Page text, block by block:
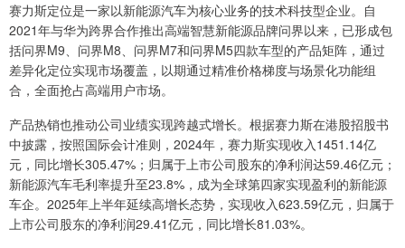
赛力斯定位是一家以新能源汽车为核心业务的技术科技型企业。自
2021年与华为跨界合作推出高端智慧新能源品牌问界以来，已形成包
括问界M9、问界M8、问界M7和问界M5四款车型的产品矩阵，通过
差异化定位实现市场覆盖，以期通过精准价格梯度与场景化功能组
合，全面抢占高端用户市场。
产品热销也推动公司业绩实现跨越式增长。根据赛力斯在港股招股书
中披露，按照国际会计准则，2024年，赛力斯实现收入1451.14亿
元，同比增长305.47%；归属于上市公司股东的净利润达59.46亿元；
新能源汽车毛利率提升至23.8%，成为全球第四家实现盈利的新能源
车企。2025年上半年延续高增长态势，实现收入623.59亿元，归属于
上市公司股东的净利润29.41亿元，同比增长81.03%。